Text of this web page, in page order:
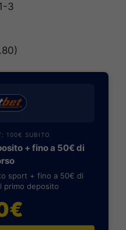
3
100€ SUBITO
+ fino a 50€ di
sport + fino a 50€ di
primo deposito